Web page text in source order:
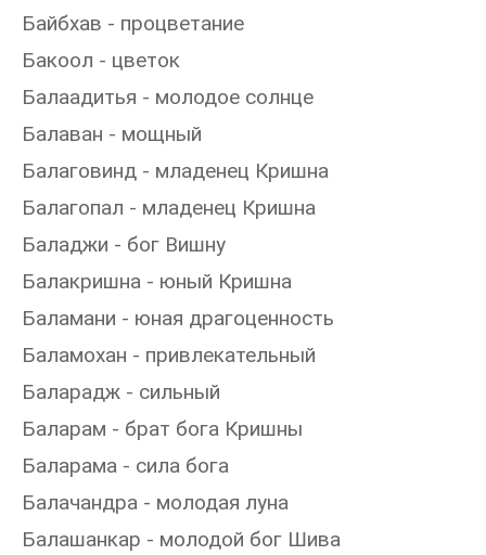
Байбхав - процветание
Бакоол - цветок
Балаадитья - молодое солнце
Балаван - мощный
Балаговинд - младенец Кришна
Балагопал - младенец Кришна
Баладжи - бог Вишну
Балакришна - юный Кришна
Баламани - юная драгоценность
Баламохан - привлекательный
Баларадж - сильный
Баларам - брат бога Кришны
Баларама - сила бога
Балачандра - молодая луна
Балашанкар - молодой бог Шива